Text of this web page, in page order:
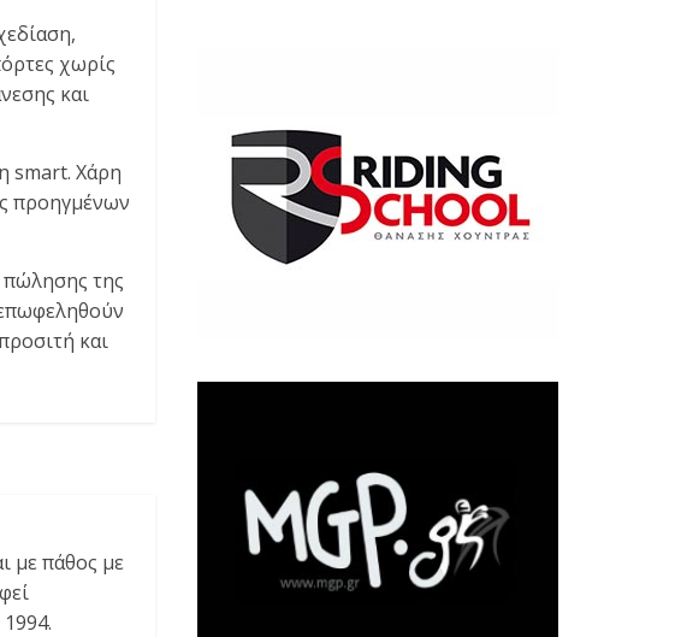
χωρίς
και
smart. Χάρη
προηγμένων
πώλησης της
και
με πάθος με